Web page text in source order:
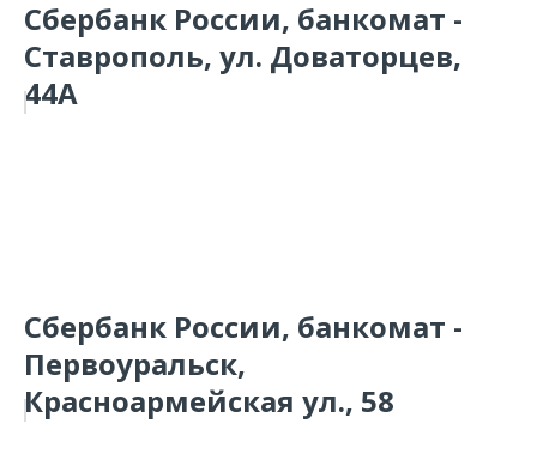
Сбербанк России, банкомат -
Ставрополь, ул. Доваторцев,
44А
Сбербанк России, банкомат -
Первоуральск,
Красноармейская ул., 58